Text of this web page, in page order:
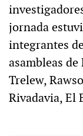
jornada
integrantes
asambleas
Trelew,
Rivadavia, El